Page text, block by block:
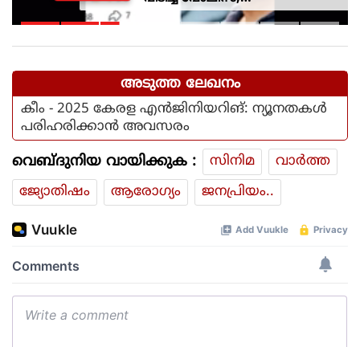
സ്റ്റേഷനിലെത്തി പത്രവായന,
അടുത്ത ലേഖനം
കീം - 2025 കേരള എന്‍ജിനിയറിങ്: ന്യൂനതകള്‍
പരിഹരിക്കാന്‍ അവസരം
വെബ്ദുനിയ വായിക്കുക : സിനിമ
വാര്‍ത്ത
ജ്യോതിഷം
ആരോഗ്യം ജനപ്രിയം..